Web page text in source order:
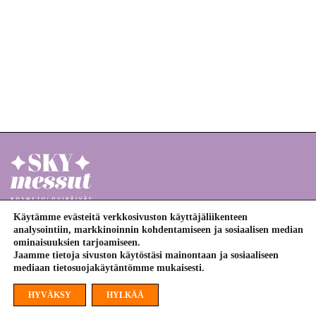
Suomen kosmetologien yhdistys
©2026Suomen kosmetologien yhdistys
Käytämme evästeitä verkkosivuston käyttäjäliikenteen
analysointiin, markkinoinnin kohdentamiseen ja sosiaalisen median
ominaisuuksien tarjoamiseen.
Jaamme tietoja sivuston käytöstäsi mainontaan ja sosiaaliseen
mediaan tietosuojakäytäntömme mukaisesti.
HYVÄKSY HYLKÄÄ